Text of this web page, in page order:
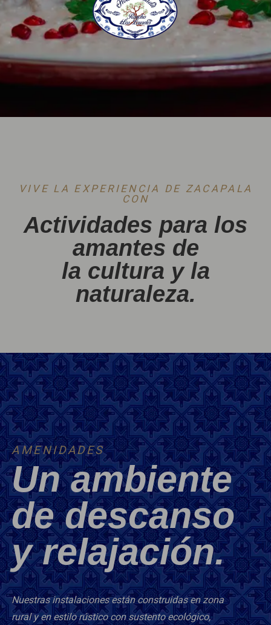
VIVE LA EXPERIENCIA DE ZACAPALA
CON
Actividades para los
amantes de
la cultura y la
naturaleza.
AMENIDADES
Un ambiente
de descanso
y relajación.
Nuestras instalaciones están construidas en zona
rural y en estilo rústico con sustento ecológico,